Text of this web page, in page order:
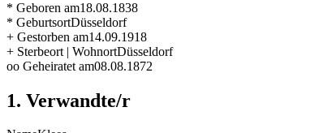
* Geboren am18.08.1838
* GeburtsortDüsseldorf
+ Gestorben am14.09.1918
+ Sterbeort | WohnortDüsseldorf
oo Geheiratet am08.08.1872
1. Verwandte/r